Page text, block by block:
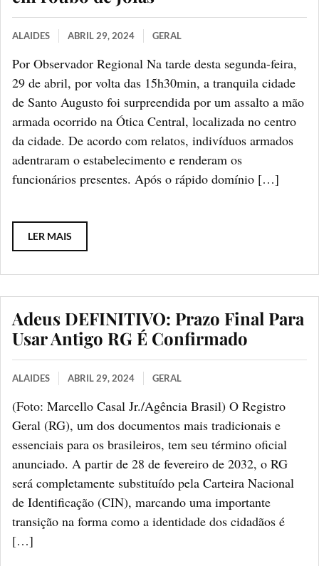
ALAIDES ABRIL 29, 2024 GERAL
Por Observador Regional Na tarde desta segunda-feira,
29 de abril, por volta das 15h30min, a tranquila cidade
de Santo Augusto foi surpreendida por um assalto a mão
armada ocorrido na Ótica Central, localizada no centro
da cidade. De acordo com relatos, indivíduos armados
adentraram o estabelecimento e renderam os
funcionários presentes. Após o rápido domínio […]
LER MAIS
Adeus DEFINITIVO: Prazo Final Para
Usar Antigo RG É Confirmado
ALAIDES ABRIL 29, 2024 GERAL
(Foto: Marcello Casal Jr./Agência Brasil) O Registro
Geral (RG), um dos documentos mais tradicionais e
essenciais para os brasileiros, tem seu término oficial
anunciado. A partir de 28 de fevereiro de 2032, o RG
será completamente substituído pela Carteira Nacional
de Identificação (CIN), marcando uma importante
transição na forma como a identidade dos cidadãos é
[…]